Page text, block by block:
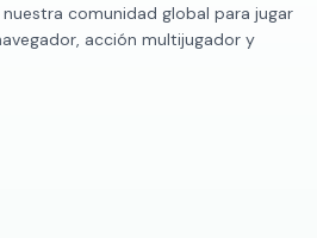
comunidad global para jugar
acción multijugador y